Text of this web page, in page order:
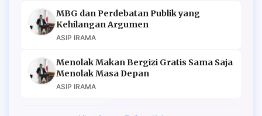
MBG dan Perdebatan Publik yang
Kehilangan Argumen
ASIP IRAMA
Menolak Makan Bergizi Gratis Sama Saja
Menolak Masa Depan
ASIP IRAMA